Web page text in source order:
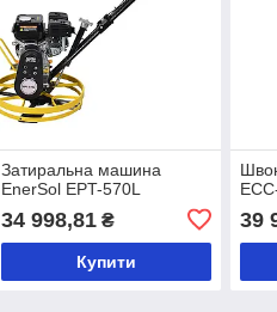
Затиральна машина
EnerSol EPT-570L
34 998,81₴
Купити
39